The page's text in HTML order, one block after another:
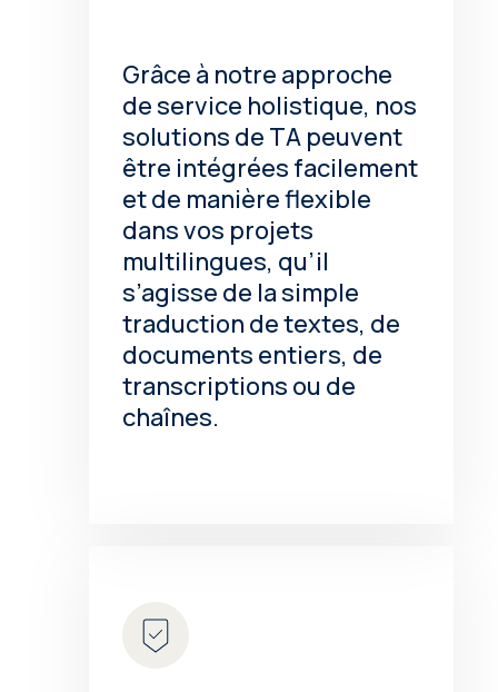
Grâce à notre approche
de service holistique, nos
solutions de TA peuvent
être intégrées facilement
et de manière flexible
dans vos projets
multilingues, qu’il
s’agisse de la simple
traduction de textes, de
documents entiers, de
transcriptions ou de
chaînes.